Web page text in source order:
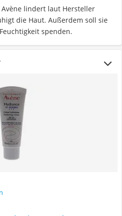
Avène lindert laut Hersteller
die Haut. Außerdem soll sie
spenden.